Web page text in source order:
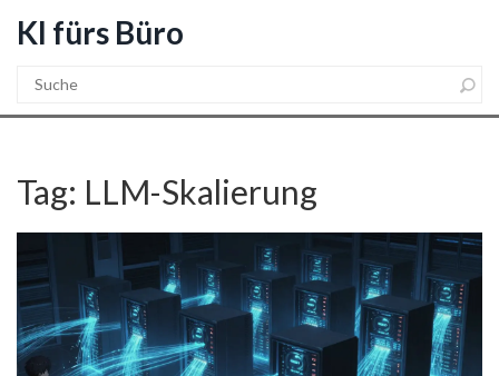
KI fürs Büro
Tag: LLM-Skalierung